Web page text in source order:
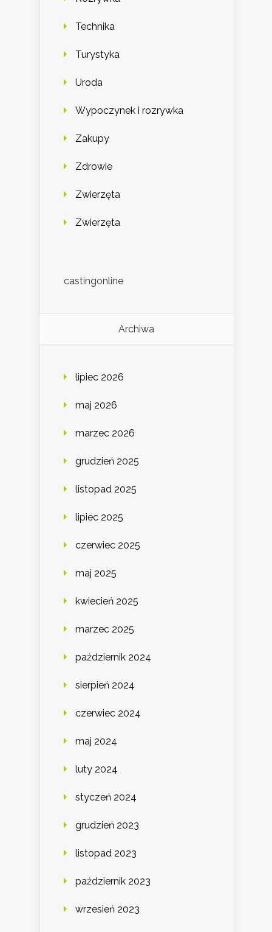
Technika
Turystyka
Uroda
Wypoczynek i rozrywka
Zakupy
Zdrowie
Zwierzęta
Zwierzęta
castingonline
Archiwa
lipiec 2026
maj 2026
marzec 2026
grudzień 2025
listopad 2025
lipiec 2025
czerwiec 2025
maj 2025
kwiecień 2025
marzec 2025
październik 2024
sierpień 2024
czerwiec 2024
maj 2024
luty 2024
styczeń 2024
grudzień 2023
listopad 2023
październik 2023
wrzesień 2023